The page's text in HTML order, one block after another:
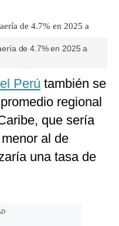
de 4.7% en 2025 a
Perú también se
regional
que sería
al de
una tasa de